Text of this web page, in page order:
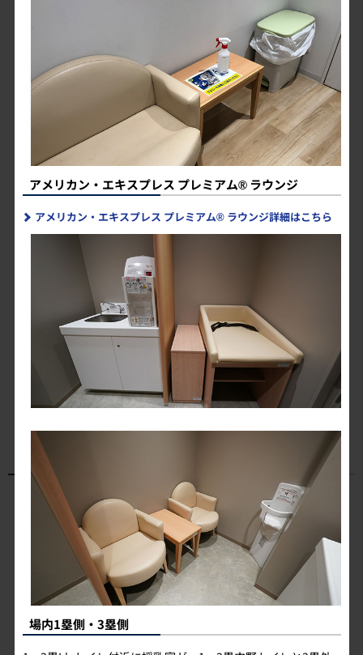
アメリカン・エキスプレス プレミアム® ラウンジ
アメリカン・エキスプレス プレミアム® ラウンジ詳細はこちら
場内1塁側・3塁側
Lステージ
L-train101
お子さま向け施設